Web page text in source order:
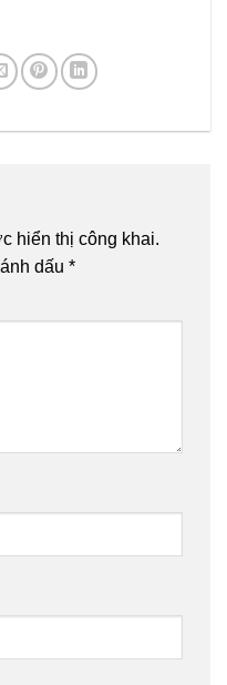
hiển thị công khai.
dấu *